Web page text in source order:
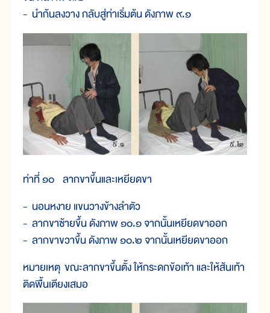
- นำก้นลงวาง กลับสู่ท่าเริ่มต้น ดังภาพ ๙.๑
ท่าที่ ๑๐ ลากขาขึ้นและเหยียดขา
- นอนหงาย แขนวางข้างลำตัว
- ลากขาซ้ายขึ้น ดังภาพ ๑๐.๑ จากนั้นเหยียดขาออก
- ลากขาขวาขึ้น ดังภาพ ๑๐.๒ จากนั้นเหยียดขาออก
หมายเหตุ ขณะลากขาขึ้นตั้ง ให้กระดกข้อเท้า และให้ส้นเท้า
ติดพื้นเตียงเสมอ